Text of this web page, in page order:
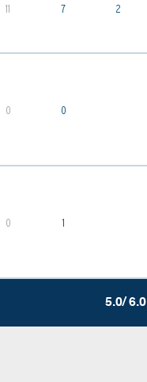
11 7 2
0 0
0 1
5.0/ 6.0